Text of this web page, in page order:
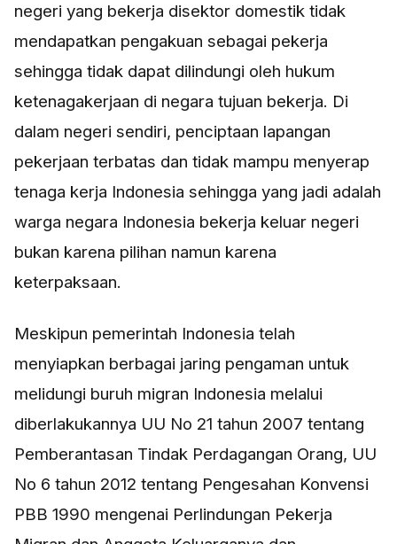
negeri yang bekerja disektor domestik tidak
mendapatkan pengakuan sebagai pekerja
sehingga tidak dapat dilindungi oleh hukum
ketenagakerjaan di negara tujuan bekerja. Di
dalam negeri sendiri, penciptaan lapangan
pekerjaan terbatas dan tidak mampu menyerap
tenaga kerja Indonesia sehingga yang jadi adalah
warga negara Indonesia bekerja keluar negeri
bukan karena pilihan namun karena
keterpaksaan.
Meskipun pemerintah Indonesia telah
menyiapkan berbagai jaring pengaman untuk
melidungi buruh migran Indonesia melalui
diberlakukannya UU No 21 tahun 2007 tentang
Pemberantasan Tindak Perdagangan Orang, UU
No 6 tahun 2012 tentang Pengesahan Konvensi
PBB 1990 mengenai Perlindungan Pekerja